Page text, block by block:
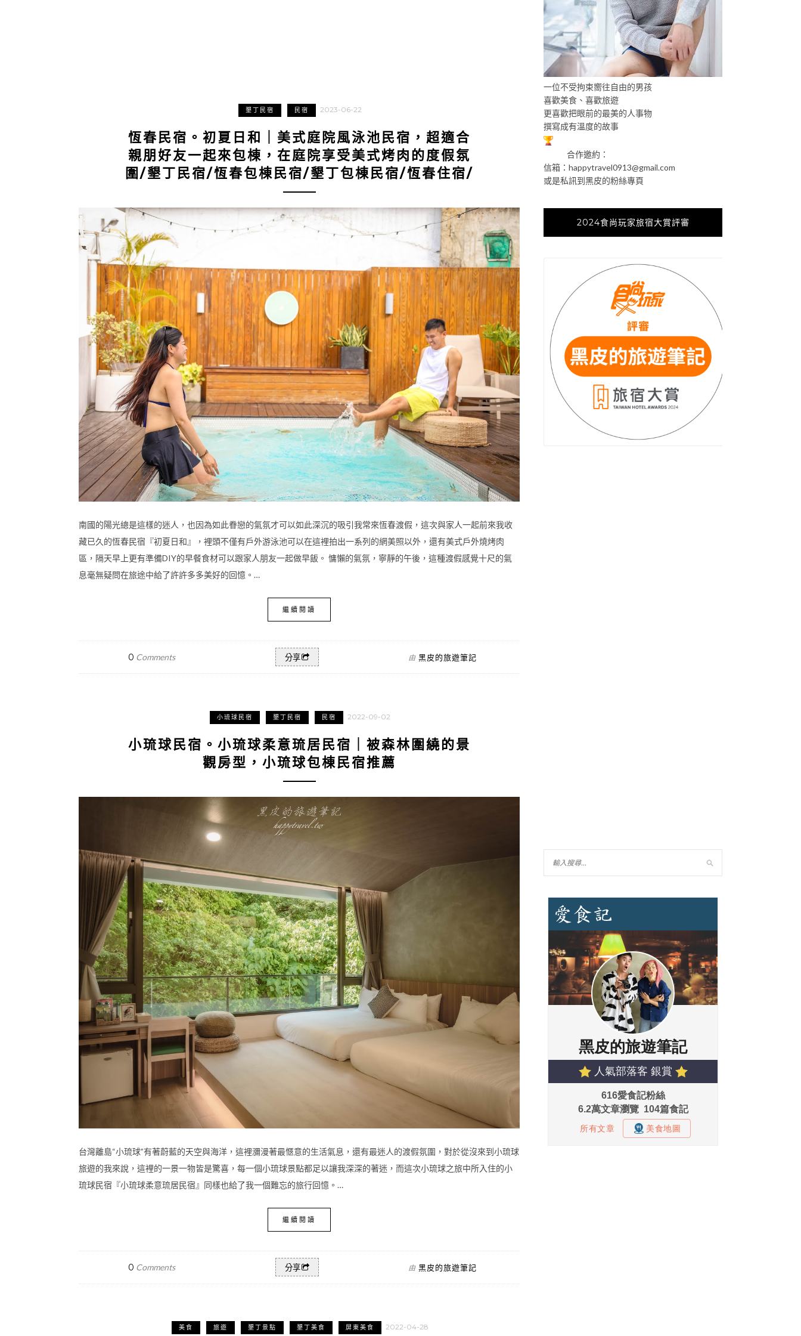
墾丁民宿 民宿 2023-06-22
恆春民宿。初夏日和｜美式庭院風泳池民宿，超適合
親朋好友一起來包棟，在庭院享受美式烤肉的度假氛
圍/墾丁民宿/恆春包棟民宿/墾丁包棟民宿/恆春住宿/
南國的陽光總是這樣的迷人，也因為如此眷戀的氣氛才可以如此深沉的吸引我常來恆春渡假，這次與家人一起前來我收
藏已久的恆春民宿『初夏日和』，裡頭不僅有戶外游泳池可以在這裡拍出一系列的網美照以外，還有美式戶外燒烤肉
區，隔天早上更有準備DIY的早餐食材可以跟家人朋友一起做早飯。 慵懶的氣氛，寧靜的午後，這種渡假感覺十尺的氣
息毫無疑問在旅途中給了許許多多美好的回憶。…
繼續閱讀
0 Comments 分享 由 黑皮的旅遊筆記
小琉球民宿 墾丁民宿 民宿 2022-09-02
小琉球民宿。小琉球柔意琉居民宿｜被森林圍繞的景
觀房型，小琉球包棟民宿推薦
台灣離島“小琉球”有著蔚藍的天空與海洋，這裡瀰漫著最愜意的生活氣息，還有最迷人的渡假氛圍，對於從沒來到小琉球
旅遊的我來說，這裡的一景一物皆是驚喜，每一個小琉球景點都足以讓我深深的著迷，而這次小琉球之旅中所入住的小
琉球民宿『小琉球柔意琉居民宿』同樣也給了我一個難忘的旅行回憶。…
繼續閱讀
0 Comments 分享 由 黑皮的旅遊筆記
美食 旅遊 墾丁景點 墾丁美食 屏東美食 2022-04-28
一位不受拘束嚮往自由的男孩
喜歡美食、喜歡旅遊
更喜歡把眼前的最美的人事物
撰寫成有溫度的故事
合作邀約：
信箱： happytravel0913@gmail.com
或是私訊到黑皮的粉絲專頁
2024食尚玩家旅宿大賞評審